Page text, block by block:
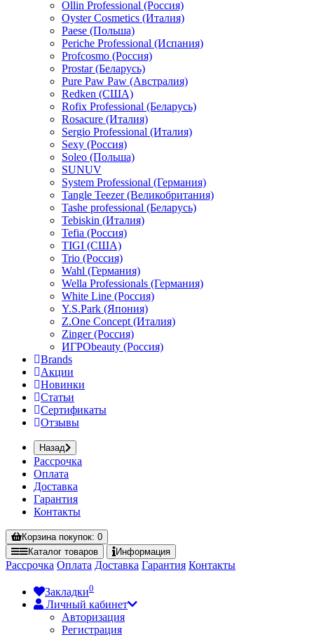
Ollin Professional (Россия)
Oyster Cosmetics (Италия)
Paese (Польша)
Periche Professional (Испания)
Profcosmo (Россия)
Prostar (Беларусь)
Pure Paw Paw (Австралия)
Redken (США)
Rofix Professional (Беларусь)
Rosacure (Италия)
Sergio Professional (Италия)
Sexy (Россия)
Soleo (Польша)
SUNUV
System Professional (Германия)
Tangle Teezer (Великобритания)
Tashe professional (Беларусь)
Tebiskin (Италия)
Tefia (Россия)
TIGI (США)
Trio (Россия)
Wahl (Германия)
Wella Professionals (Германия)
White Line (Россия)
Y.S.Park (Япония)
Z.One Concept (Италия)
Zinger (Россия)
ИГРОbeauty (Россия)
Brands
Акции
Новинки
Статьи
Сертификаты
Отзывы
Назад
Рассрочка
Оплата
Доставка
Гарантия
Контакты
Корзинапокупок: 0
Каталог товаров Информация
Рассрочка Оплата Доставка Гарантия Контакты
Закладки0
Личный кабинет
Авторизация
Регистрация